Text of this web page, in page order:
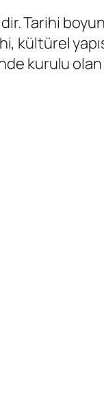
Tarihi
kültürel
kurulu olan